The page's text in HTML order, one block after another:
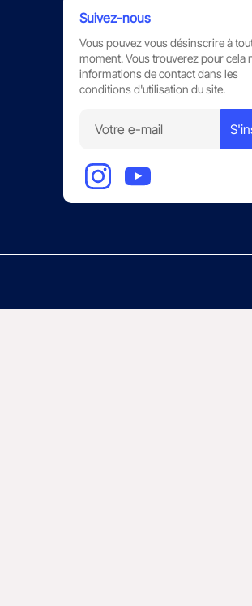
Suivez-nous
Vous pouvez vous désinscrire à
moment. Vous trouverez pour cela
informations de contact dans les
conditions d'utilisation du site.